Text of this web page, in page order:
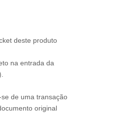
deste produto
na entrada da
de uma transação
original